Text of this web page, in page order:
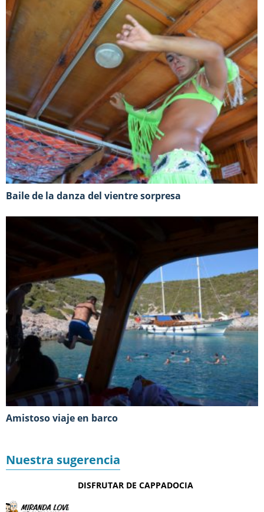
Baile de la danza del vientre sorpresa
Amistoso viaje en barco
Nuestra sugerencia
DISFRUTAR DE CAPPADOCIA